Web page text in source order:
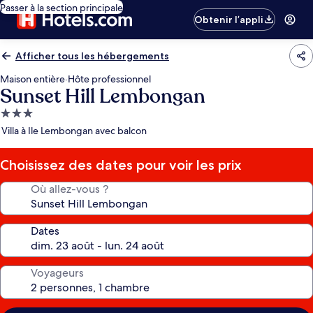
Passer à la section principale
Obtenir l’appli
Afficher tous les hébergements
Maison entière·Hôte professionnel
Sunset Hill Lembongan
Hébergement
3.0 étoiles
Villa à Ile Lembongan avec balcon
Choisissez des dates pour voir les prix
Où allez-vous ?
Dates
Voyageurs